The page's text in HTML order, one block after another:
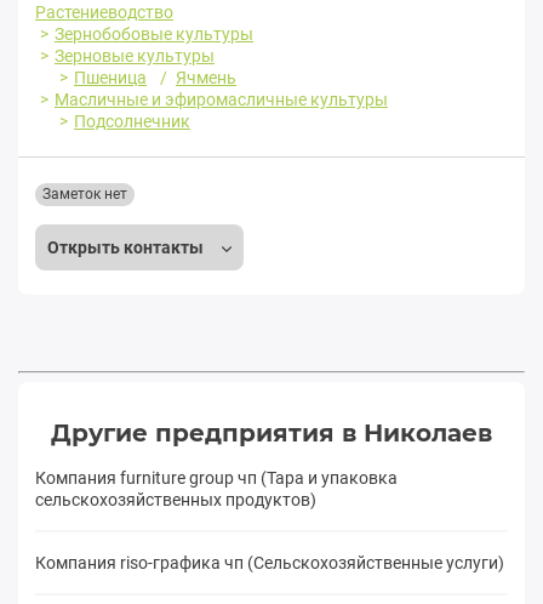
Растениеводство
Зернобобовые культуры
Зерновые культуры
Пшеница
Ячмень
Масличные и эфиромасличные культуры
Подсолнечник
Открыть контакты
Заметок нет
Другие предприятия в Николаев
Компания furniture group чп (Тара и упаковка
сельскохозяйственных продуктов)
Компания riso-графика чп (Сельскохозяйственные услуги)